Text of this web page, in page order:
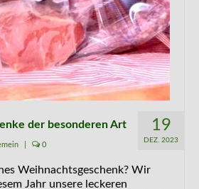
19
DEZ. 2023
der besonderen Art
0
Weihnachtsgeschenk? Wir
Jahr unsere leckeren